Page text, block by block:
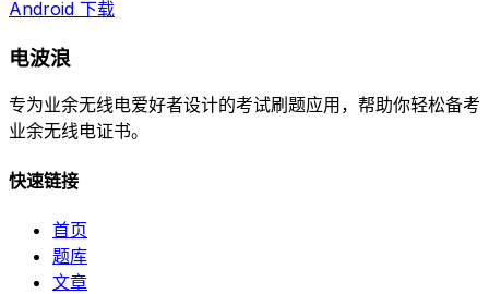
Android 下载
电波浪
专为业余无线电爱好者设计的考试刷题应用，帮助你轻松备考
业余无线电证书。
快速链接
首页
题库
文章